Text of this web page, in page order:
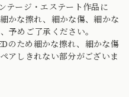
テージ・エステート作品に
かな擦れ、細かな傷、細かな
予めご了承ください。
のため細かな擦れ、細かな傷
アしきれない部分がございま